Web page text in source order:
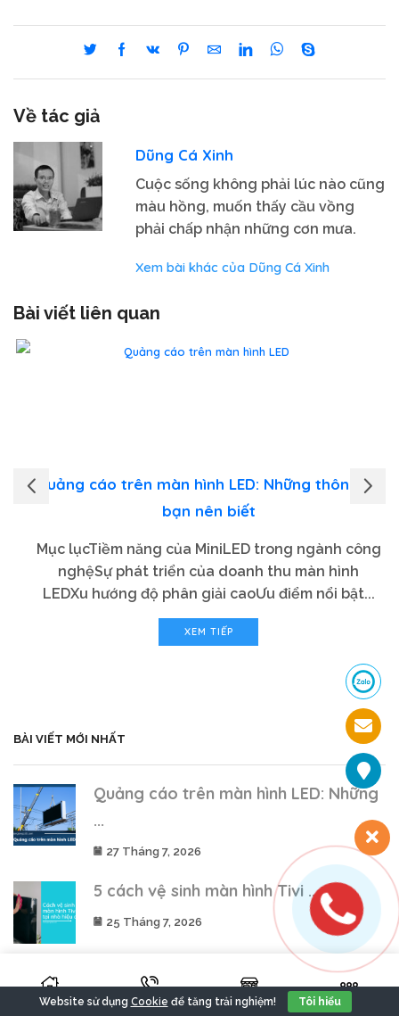
Về tác giả
Dũng Cá Xinh
Cuộc sống không phải lúc nào cũng
màu hồng, muốn thấy cầu vồng
phải chấp nhận những cơn mưa.
Xem bài khác của Dũng Cá Xinh
Bài viết liên quan
Quảng cáo trên màn hình LED: Những thông tin
bạn nên biết
Mục lụcTiềm năng của MiniLED trong ngành công
nghệSự phát triển của doanh thu màn hình
LEDXu hướng độ phân giải caoƯu điểm nổi bật...
XEM TIẾP
BÀI VIẾT MỚI NHẤT
Quảng cáo trên màn hình LED: Những
...
27 Tháng 7, 2026
5 cách vệ sinh màn hình Tivi ...
25 Tháng 7, 2026
Màn hình LED phòng họp: Công nghệ ...
25 Tháng 7, 2026
Website sử dụng Cookie để tăng trải nghiệm! Tôi hiểu